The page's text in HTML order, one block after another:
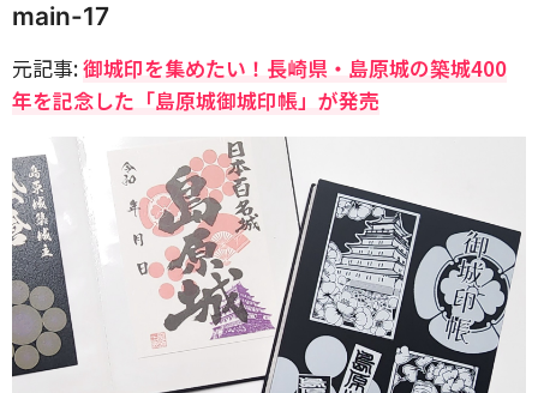
main-17
元記事:御城印を集めたい！長崎県・島原城の築城400
年を記念した「島原城御城印帳」が発売